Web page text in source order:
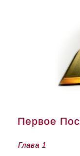
Первое
Глава 1